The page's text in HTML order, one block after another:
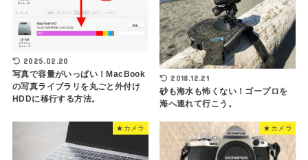
2025.02.20
写真で容量がいっぱい！MacBook
の写真ライブラリを丸ごと外付け
HDDに移行する方法。
2018.12.21
砂も海水も怖くない！ゴープロを
海へ連れて行こう。
★カメラ ★カメラ